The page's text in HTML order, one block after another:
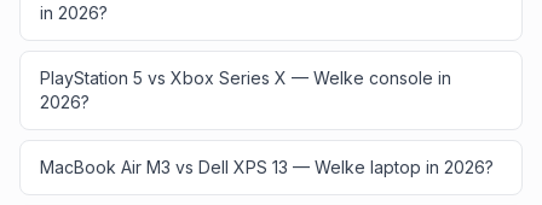
in 2026?
PlayStation 5 vs Xbox Series X — Welke console in
2026?
MacBook Air M3 vs Dell XPS 13 — Welke laptop in 2026?